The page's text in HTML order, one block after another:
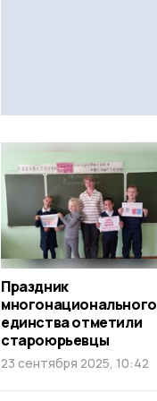
Праздник
многонационального
единства отметили
староюрьевцы
23 сентября 2025, 10:42